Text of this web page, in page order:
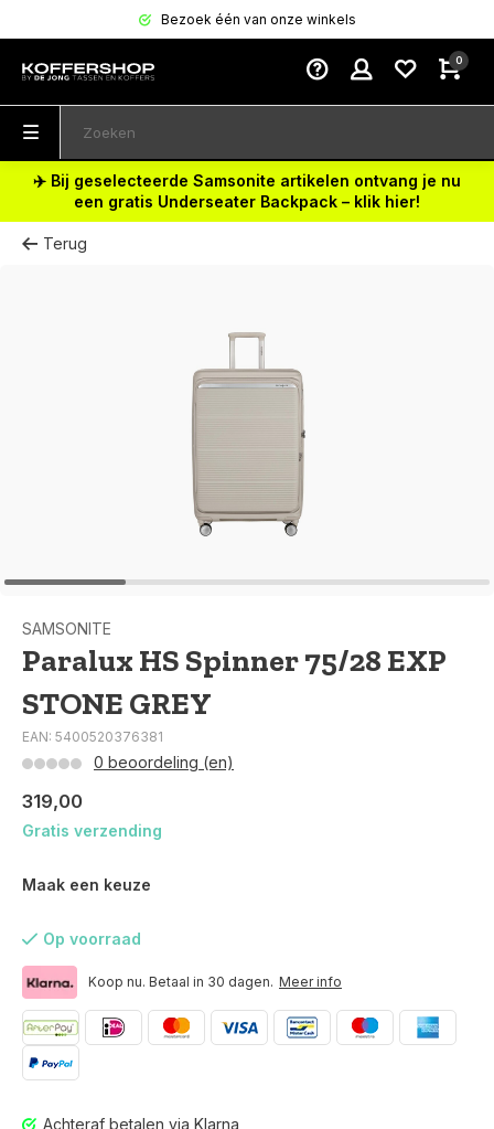
Bezoek één van onze winkels
0
✈️ Bij geselecteerde Samsonite artikelen ontvang je nu
een gratis Underseater Backpack – klik hier!
Terug
SAMSONITE
Paralux HS Spinner 75/28 EXP
STONE GREY
EAN: 5400520376381
0 beoordeling (en)
319,00
Gratis verzending
Maak een keuze
Op voorraad
Koop nu. Betaal in 30 dagen. Meer info
Achteraf betalen via Klarna